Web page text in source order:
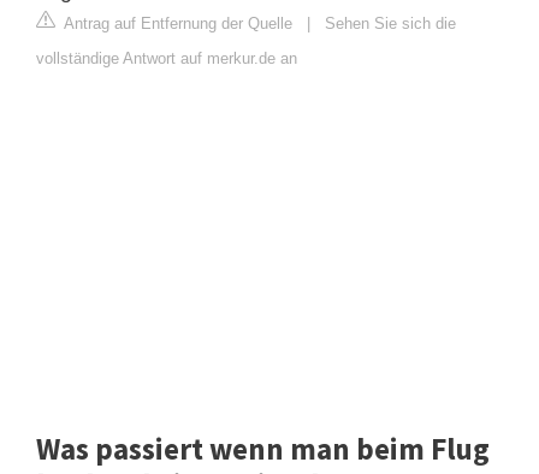
Antrag auf Entfernung der Quelle
Sehen Sie sich die
vollständige Antwort auf merkur.de an
Was passiert wenn man beim Flug